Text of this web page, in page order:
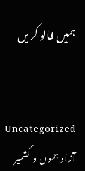
ہمیں فالو کریں
Uncategorized
آزاد جموں و کشمیر